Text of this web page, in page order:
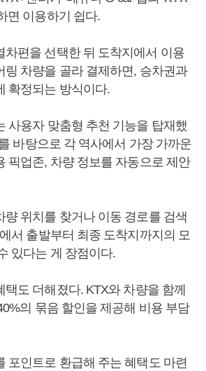
면 이용하기 쉽다.
차편을 선택한 뒤 도착지에서 이용
링 차량을 골라 결제하면, 승차권과
확정되는 방식이다.
사용자 맞춤형 추천 기능을 탑재했
바탕으로 각 역사에서 가장 가까운
픽업존, 차량 정보를 자동으로 제안
량 위치를 찾거나 이동 경로를 검색
서 출발부터 최종 도착지까지의 모
있다는 게 장점이다.
도 더해졌다. KTX와 차량을 함께
의 묶음 할인을 제공해 비용 부담
포인트로 환급해 주는 혜택도 마련